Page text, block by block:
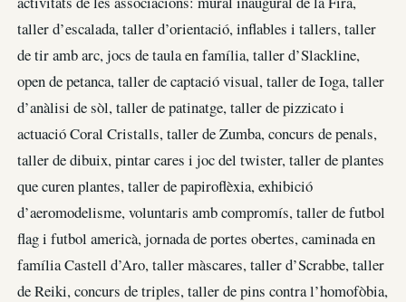
taller d’escalada, taller d’orientació, inflables i tallers, taller
de tir amb arc, jocs de taula en família, taller d’Slackline,
open de petanca, taller de captació visual, taller de Ioga, taller
d’anàlisi de sòl, taller de patinatge, taller de pizzicato i
actuació Coral Cristalls, taller de Zumba, concurs de penals,
taller de dibuix, pintar cares i joc del twister, taller de plantes
que curen plantes, taller de papiroflèxia, exhibició
d’aeromodelisme, voluntaris amb compromís, taller de futbol
flag i futbol americà, jornada de portes obertes, caminada en
família Castell d’Aro, taller màscares, taller d’Scrabbe, taller
de Reiki, concurs de triples, taller de pins contra l’homofòbia,